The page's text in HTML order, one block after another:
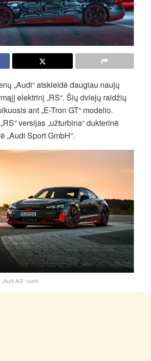
„Audi“ atskleidė daugiau naujų
elektrinį „RS“. Šių dviejų raidžių
ant „E-Tron GT“ modelio.
versijas „užturbina“ dukterinė
„Audi Sport GmbH“.
AG“ nuotr.